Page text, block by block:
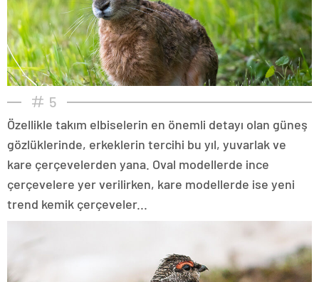
5
Özellikle takım elbiselerin en önemli detayı olan güneş
gözlüklerinde, erkeklerin tercihi bu yıl, yuvarlak ve
kare çerçevelerden yana. Oval modellerde ince
çerçevelere yer verilirken, kare modellerde ise yeni
trend kemik çerçeveler...